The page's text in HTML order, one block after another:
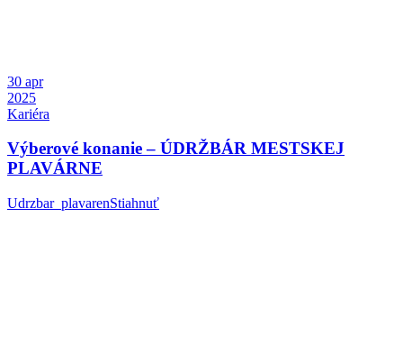
30 apr
2025
Kariéra
Výberové konanie – ÚDRŽBÁR MESTSKEJ
PLAVÁRNE
Udrzbar_plavarenStiahnuť